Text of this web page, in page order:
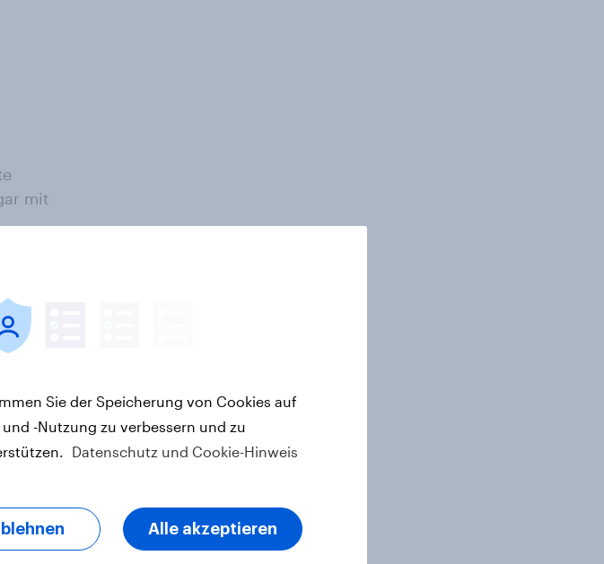
mit
der
bis
Sie der Speicherung von Cookies auf
-Nutzung zu verbessern und zu
Datenschutz und Cookie-Hinweis
Alle akzeptieren